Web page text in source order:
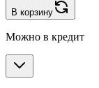
В корзину
Можно в кредит